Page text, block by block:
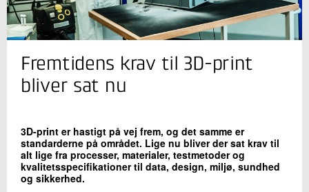
Jeg er din kontaktperson
Ellen M. J. Hedegaard
Forretningsleder, ph.d.
Industriel 3D print
Skriv til mig
Fremtidens krav til 3D-print
bliver sat nu
3D-print er hastigt på vej frem, og det samme er
standarderne på området. Lige nu bliver der sat krav til
alt lige fra processer, materialer, testmetoder og
kvalitetsspecifikationer til data, design, miljø, sundhed
og sikkerhed.